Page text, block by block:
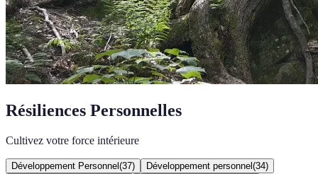
Résiliences Personnelles
Cultivez votre force intérieure
Développement Personnel (37) Développement personnel (34)